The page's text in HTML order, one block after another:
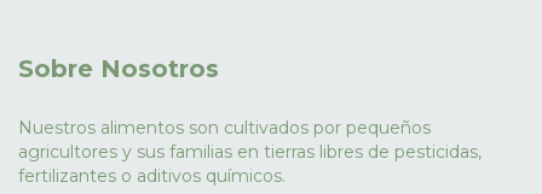
Sobre Nosotros
Nuestros alimentos son cultivados por pequeños
agricultores y sus familias en tierras libres de pesticidas,
fertilizantes o aditivos químicos.